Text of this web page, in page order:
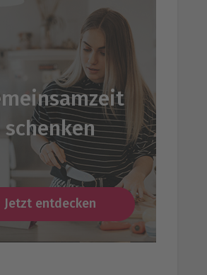
schenken
Jetzt entdecken